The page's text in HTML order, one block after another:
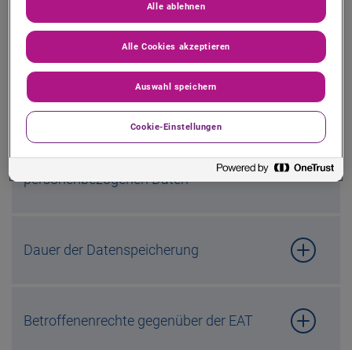
Kategorien der personenbezogenen Daten
Herkunft der Daten
Kategorien von Empfängern der
personenbezogenen Daten
Dauer der Datenspeicherung
Betroffenenrechte gegenüber der EAT
Alle ablehnen
Alle Cookies akzeptieren
Auswahl speichern
Cookie-Einstellungen